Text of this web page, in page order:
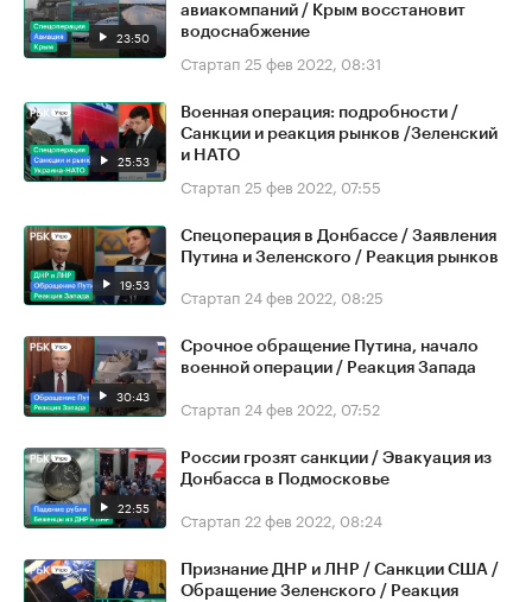
23:50
авиакомпаний / Крым восстановит
водоснабжение
Стартап 25 фев 2022, 08:31
25:53
Военная операция: подробности /
Санкции и реакция рынков /Зеленский
и НАТО
Стартап 25 фев 2022, 07:55
19:53
Спецоперация в Донбассе / Заявления
Путина и Зеленского / Реакция рынков
Стартап 24 фев 2022, 08:25
30:43
Срочное обращение Путина, начало
военной операции / Реакция Запада
Стартап 24 фев 2022, 07:52
22:55
России грозят санкции / Эвакуация из
Донбасса в Подмосковье
Стартап 22 фев 2022, 08:24
Признание ДНР и ЛНР / Санкции США /
Обращение Зеленского / Реакция